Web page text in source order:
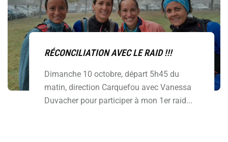
RÉCONCILIATION AVEC LE RAID !!!
Dimanche 10 octobre, départ 5h45 du
matin, direction Carquefou avec Vanessa
Duvacher pour participer à mon 1er raid...